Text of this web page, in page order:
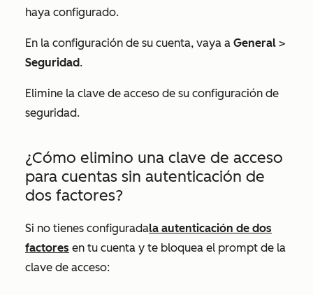
haya configurado.
En la configuración de su cuenta, vaya a General >
Seguridad.
Elimine la clave de acceso de su configuración de
seguridad.
¿Cómo elimino una clave de acceso
para cuentas sin autenticación de
dos factores?
Si no tienes configuradala autenticación de dos
factores en tu cuenta y te bloquea el prompt de la
clave de acceso: